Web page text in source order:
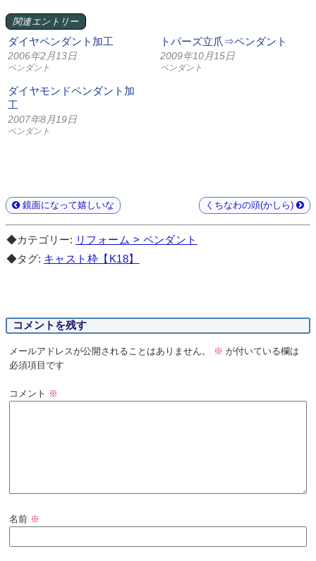
関連エントリー
ダイヤペンダント加工
2006年2月13日
ペンダント
トパーズ立爪⇒ペンダント
2009年10月15日
ペンダント
ダイヤモンドペンダント加
工
2007年8月19日
ペンダント
鏡面になって嬉しいな くちなわの頭(かしら)
◆カテゴリー: リフォーム > ペンダント
◆タグ: キャスト枠【K18】
コメントを残す
メールアドレスが公開されることはありません。 ※ が付いている欄は
必須項目です
コメント ※
名前 ※